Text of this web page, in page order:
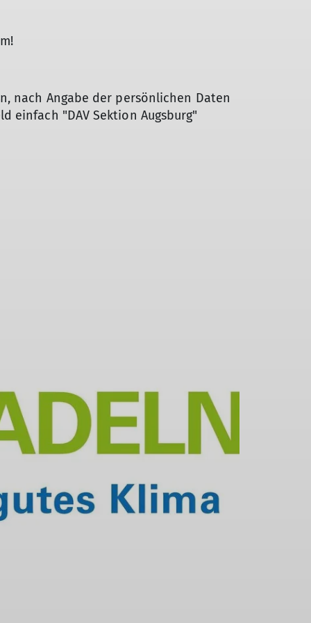
nach Angabe der persönlichen Daten
einfach "DAV Sektion Augsburg"